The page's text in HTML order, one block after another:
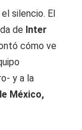
silencio. El
de Inter
cómo ve
y a la
México,